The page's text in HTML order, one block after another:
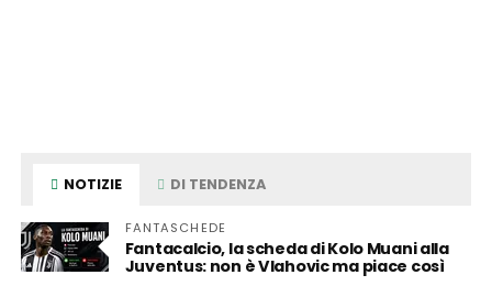
NOTIZIE DI TENDENZA
FANTASCHEDE
Fantacalcio, la scheda di Kolo Muani alla
Juventus: non è Vlahovic ma piace così